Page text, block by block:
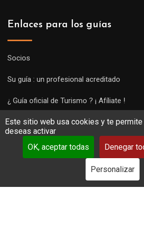
Este sitio web usa cookies y te permite
deseas activar
OK, aceptar todas
Denegar
Personalizar
Enlaces para los guías
Socios
Su guía : un profesional acreditado
¿ Guía oficial de Turismo ? ¡ Afíliate !
Subir una visita y empezar a trabajar !